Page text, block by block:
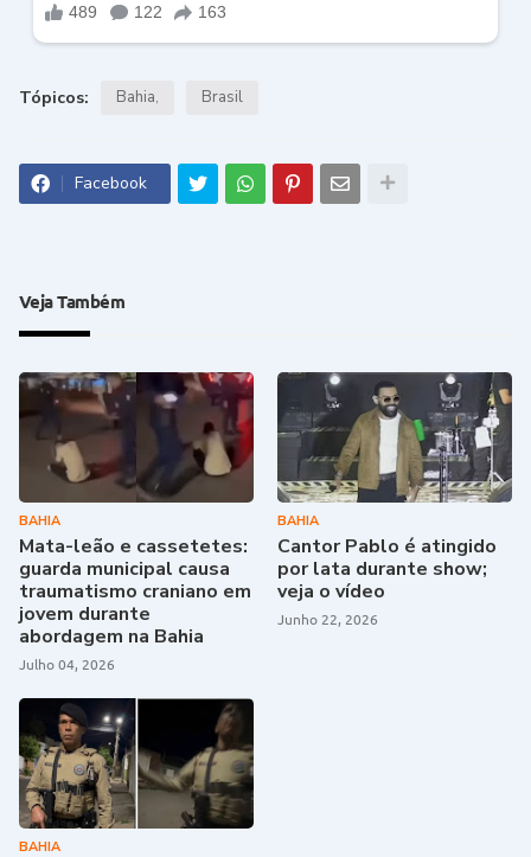
Tópicos: Bahia Brasil
Facebook
Veja Também
BAHIA
Mata-leão e cassetetes:
guarda municipal causa
traumatismo craniano em
jovem durante
abordagem na Bahia
Julho 04, 2026
BAHIA
Cantor Pablo é atingido
por lata durante show;
veja o vídeo
Junho 22, 2026
BAHIA